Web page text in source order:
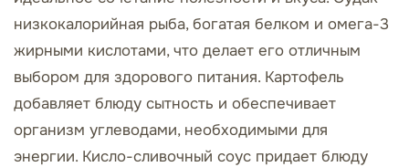
низкокалорийная рыба, богатая белком и омега-3
жирными кислотами, что делает его отличным
выбором для здорового питания. Картофель
добавляет блюду сытность и обеспечивает
организм углеводами, необходимыми для
энергии. Кисло-сливочный соус придает блюду